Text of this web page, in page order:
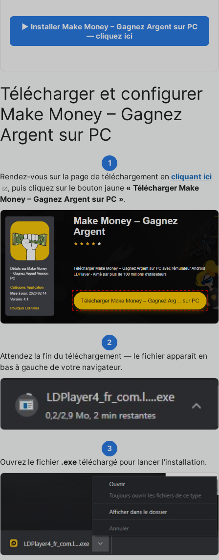
▶ Installer Make Money – Gagnez Argent sur PC
— cliquez ici
Télécharger et configurer
Make Money – Gagnez
Argent sur PC
1
Rendez-vous sur la page de téléchargement en cliquant ici
, puis cliquez sur le bouton jaune « Télécharger Make
Money – Gagnez Argent sur PC ».
2
Attendez la fin du téléchargement — le fichier apparaît en
bas à gauche de votre navigateur.
3
Ouvrez le fichier .exe téléchargé pour lancer l'installation.